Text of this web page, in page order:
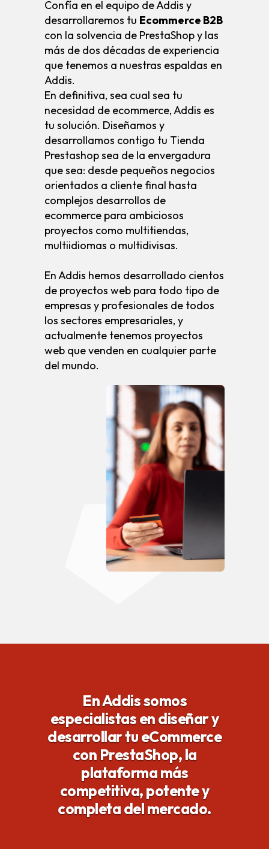
Confía en el equipo de Addis y
desarrollaremos tu Ecommerce B2B
con la solvencia de PrestaShop y las
más de dos décadas de experiencia
que tenemos a nuestras espaldas en
Addis.
En definitiva, sea cual sea tu
necesidad de ecommerce, Addis es
tu solución. Diseñamos y
desarrollamos contigo tu Tienda
Prestashop sea de la envergadura
que sea: desde pequeños negocios
orientados a cliente final hasta
complejos desarrollos de
ecommerce para ambiciosos
proyectos como multitiendas,
multiidiomas o multidivisas.
En Addis hemos desarrollado cientos
de proyectos web para todo tipo de
empresas y profesionales de todos
los sectores empresariales, y
actualmente tenemos proyectos
web que venden en cualquier parte
del mundo.
En Addis somos
especialistas en diseñar y
desarrollar tu eCommerce
con PrestaShop, la
plataforma más
competitiva, potente y
completa del mercado.